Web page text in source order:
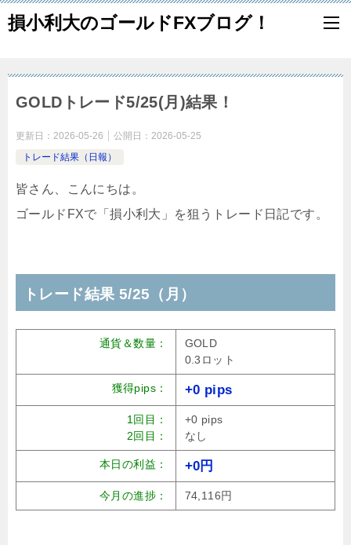
損小利大のゴールドFXブログ！
GOLDトレード5/25(月)結果！
更新日： 2026-05-26 公開日： 2026-05-25
トレード結果（日報）
皆さん、こんにちは。
ゴールドFXで「損小利大」を狙うトレード日記です。
トレード結果 5/25（月）
通貨＆数量：
GOLD
0.3ロット
獲得pips： +0 pips
1回目：
2回目：
+0 pips
なし
本日の利益： +0円
今月の進捗： 74,116円